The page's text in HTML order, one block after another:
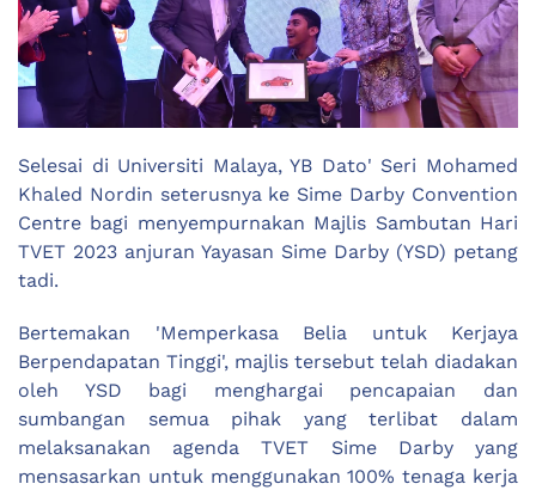
Selesai di Universiti Malaya, YB Dato' Seri Mohamed
Khaled Nordin seterusnya ke Sime Darby Convention
Centre bagi menyempurnakan Majlis Sambutan Hari
TVET 2023 anjuran Yayasan Sime Darby (YSD) petang
tadi.
Bertemakan 'Memperkasa Belia untuk Kerjaya
Berpendapatan Tinggi', majlis tersebut telah diadakan
oleh YSD bagi menghargai pencapaian dan
sumbangan semua pihak yang terlibat dalam
melaksanakan agenda TVET Sime Darby yang
mensasarkan untuk menggunakan 100% tenaga kerja